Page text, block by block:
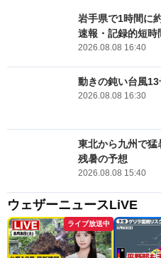
岩手県で1時間に
速報・記録的短時
2026.08.08 16:40
動きの鈍い台風
2026.08.08 16:30
東北から九州で
残暑の予想
2026.08.08 15:40
ウェザーニュースLiVE
ライブ放送中